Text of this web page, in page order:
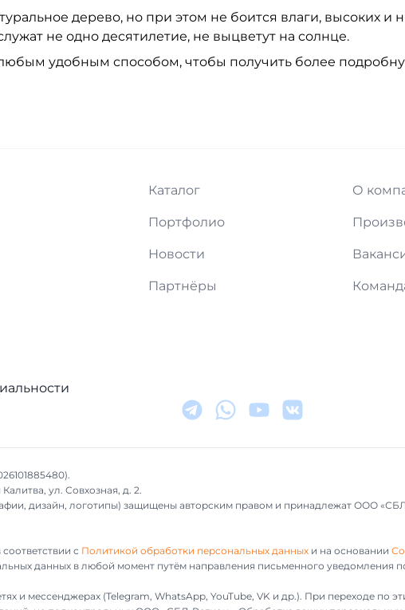
дерево, но при этом не боится влаги, высоких и
не одно десятилетие, не выцветут на солнце.
удобным способом, чтобы получить более
Каталог
Портфолио
Новости
Партнёры
О
ул. Совхозная, д. 2.
дизайн, логотипы) защищены авторским правом и принадлежат ООО
с Политикой обработки персональных данных и на основании
данных в любой момент путём направления письменного уведомления
и мессенджерах (Telegram, WhatsApp, YouTube, VK и др.). При переходе по